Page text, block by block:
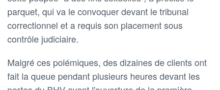
parquet, qui va le convoquer devant le tribunal
correctionnel et a requis son placement sous
contrôle judiciaire.
Malgré ces polémiques, des dizaines de clients ont
fait la queue pendant plusieurs heures devant les